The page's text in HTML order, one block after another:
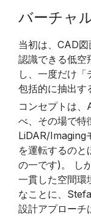
バーチャ
当初は、CAD
認識できる低空
し、一度だけ
包括的に抽出す
コンセプトは
べ、その場で特
LiDAR/Imaging
を運転するの
の一です)。 し
一貫した空間環
なことに、
設計アプローチ